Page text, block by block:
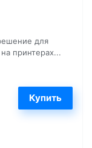
для
принтерах...